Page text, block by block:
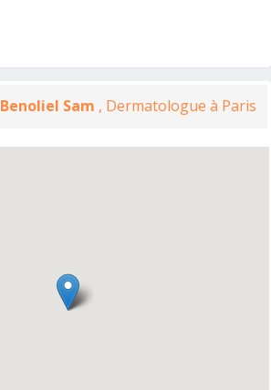
Benoliel Sam , Dermatologue à Paris